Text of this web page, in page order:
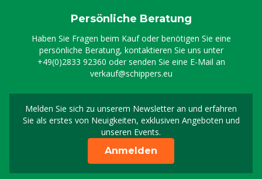
Persönliche Beratung
Haben Sie Fragen beim Kauf oder benötigen Sie eine
persönliche Beratung, kontaktieren Sie uns unter
+49(0)2833 92360 oder senden Sie eine E-Mail an
verkauf@schippers.eu
Melden Sie sich zu unserem Newsletter an und erfahren
Sie als erstes von Neuigkeiten, exklusiven Angeboten und
unseren Events.
Melden Sie sich für
Anmelden